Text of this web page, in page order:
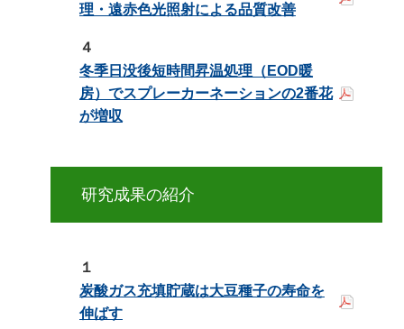
理・遠赤色光照射による品質改善
４
冬季日没後短時間昇温処理（EOD暖
房）でスプレーカーネーションの2番花
が増収
研究成果の紹介
１
炭酸ガス充填貯蔵は大豆種子の寿命を
伸ばす